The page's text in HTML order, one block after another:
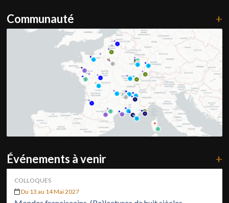
Communauté +
Événements à venir +
COLLOQUES
Du 13 au 14 Mai 2027